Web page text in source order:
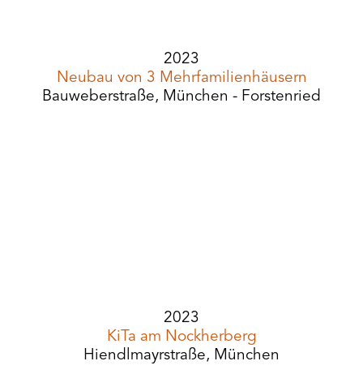
2023
Neubau von 3 Mehrfamilienhäusern
Bauweberstraße, München - Forstenried
2023
KiTa am Nockherberg
Hiendlmayrstraße, München